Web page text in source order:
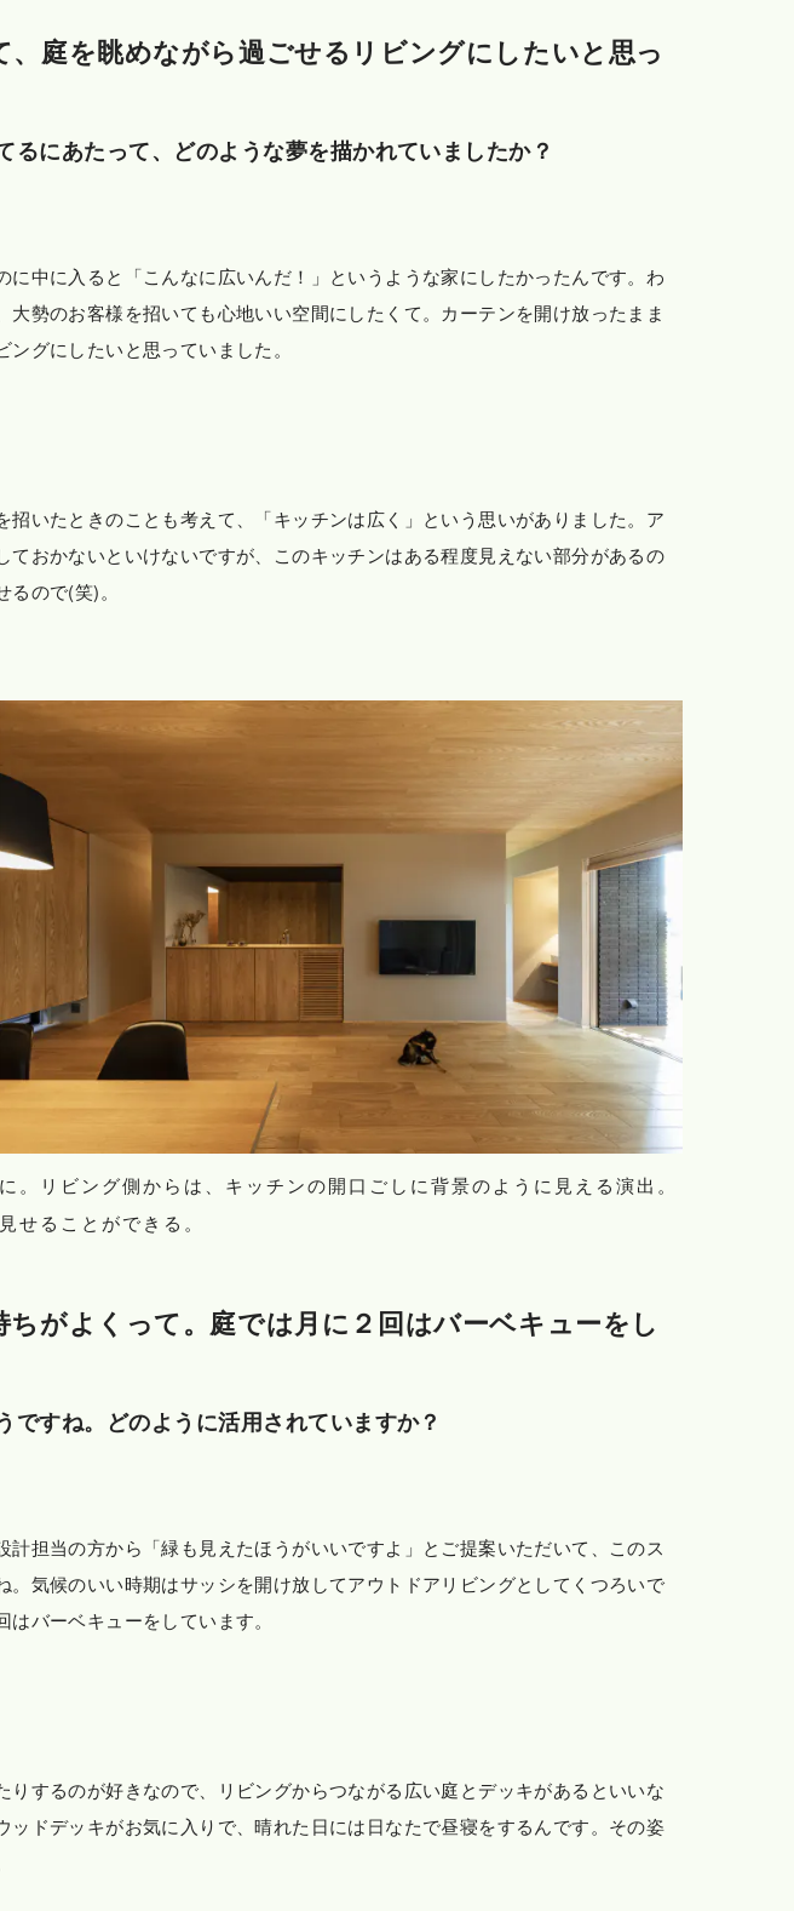
庭を眺めながら過ごせるリビングにしたいと思っ
にあたって、どのような夢を描かれていましたか？
中に入ると「こんなに広いんだ！」というような家にしたかったんです。わ
勢のお客様を招いても心地いい空間にしたくて。カーテンを開け放ったまま
グにしたいと思っていました。
いたときのことも考えて、「キッチンは広く」という思いがありました。ア
おかないといけないですが、このキッチンはある程度見えない部分があるの
ので(笑)。
リビング側からは、キッチンの開口ごしに背景のように見える演出。
せることができる。
がよくって。庭では月に２回はバーベキューをし
すね。どのように活用されていますか？
担当の方から「緑も見えたほうがいいですよ」とご提案いただいて、このス
気候のいい時期はサッシを開け放してアウトドアリビングとしてくつろいで
バーベキューをしています。
するのが好きなので、リビングからつながる広い庭とデッキがあるといいな
ドデッキがお気に入りで、晴れた日には日なたで昼寝をするんです。その姿